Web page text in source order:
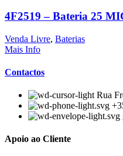
4F2519 – Bateria 25
Venda Livre, Baterias
Mais Info
Contactos
Rua
Apoio ao Cliente